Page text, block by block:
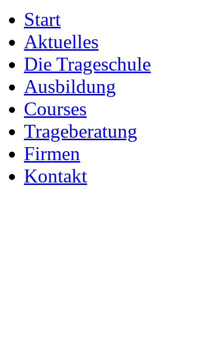
Start
Aktuelles
Die Trageschule
Ausbildung
Courses
Trageberatung
Firmen
Kontakt